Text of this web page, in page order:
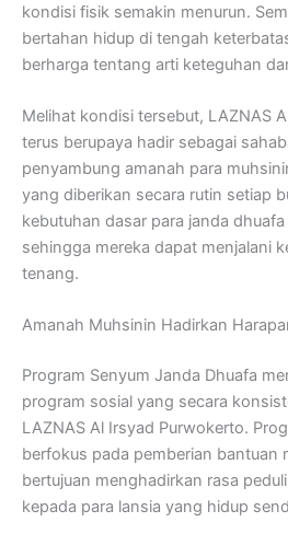
kondisi fisik semakin menurun.
bertahan hidup di tengah
berharga tentang arti keteguhan
Melihat kondisi tersebut, LAZNAS
terus berupaya hadir sebagai
penyambung amanah para
yang diberikan secara rutin setiap
kebutuhan dasar para janda
sehingga mereka dapat menjalani
tenang.
Amanah Muhsinin Hadirkan
Program Senyum Janda Dhuafa
program sosial yang secara
LAZNAS Al Irsyad Purwokerto.
berfokus pada pemberian bantuan
bertujuan menghadirkan rasa
kepada para lansia yang hidup